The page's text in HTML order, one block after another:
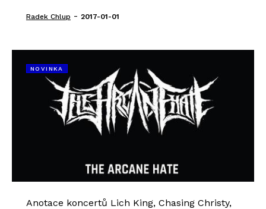
Radek Chlup - 2017-01-01
NOVINKA
Anotace koncertů Lich King, Chasing Christy,